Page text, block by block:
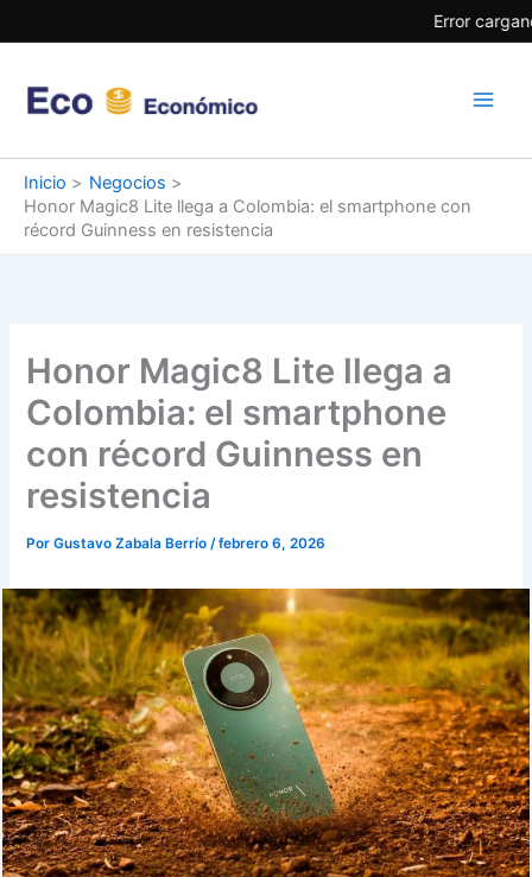
Error
al
Inicio
Negocios
Honor Magic8 Lite llega a Colombia: el smartphone con
récord Guinness en resistencia
Honor Magic8 Lite llega a
Colombia: el smartphone
con récord Guinness en
resistencia
PorGustavo Zabala Berrío /febrero 6, 2026